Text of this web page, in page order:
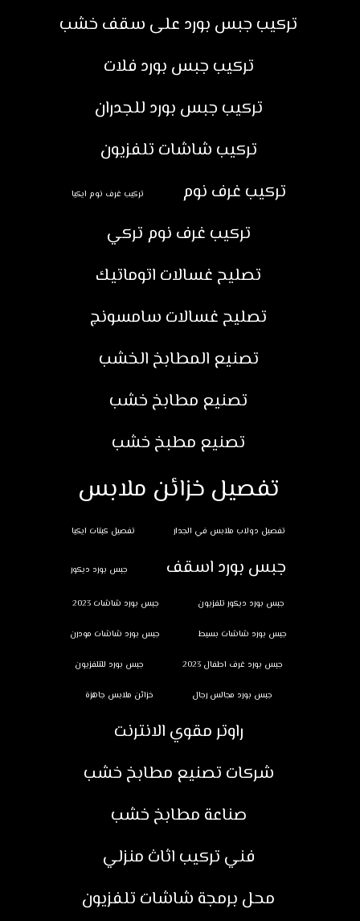
تركيب جبس بورد على سقف خشب
تركيب جبس بورد فلات
تركيب جبس بورد للجدران
تركيب شاشات تلفزيون
تركيب غرف نوم
تركيب غرف نوم ايكيا
تركيب غرف نوم تركي
تصليح غسالات اتوماتيك
تصليح غسالات سامسونج
تصنيع المطابخ الخشب
تصنيع مطابخ خشب
تصنيع مطبخ خشب
تفصيل خزائن ملابس
تفصيل دولاب ملابس في الجدار تفصيل كبتات ايكيا
جبس بورد اسقف جبس بورد ديكور
جبس بورد ديكور تلفزيون جبس بورد شاشات 2023
جبس بورد شاشات بسيط جبس بورد شاشات مودرن
جبس بورد غرف اطفال 2023 جبس بورد للتلفزيون
جبس بورد مجالس رجال خزائن ملابس جاهزة
راوتر مقوي الانترنت
شركات تصنيع مطابخ خشب
صناعة مطابخ خشب
فني تركيب اثاث منزلي
محل برمجة شاشات تلفزيون